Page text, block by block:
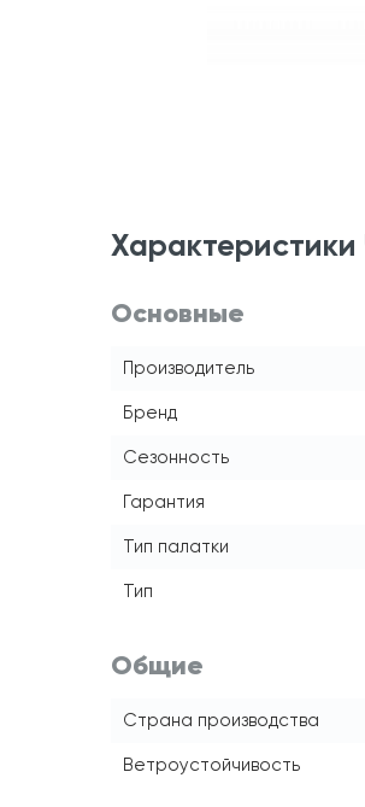
Характеристики
Основные
Производитель
Бренд
Сезонность
Гарантия
Тип палатки
Тип
Общие
Страна производства
Ветроустойчивость